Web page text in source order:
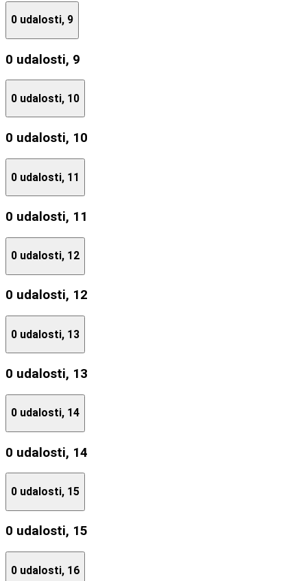
0 udalosti, 9
0 udalosti, 9
0 udalosti, 10
0 udalosti, 10
0 udalosti, 11
0 udalosti, 11
0 udalosti, 12
0 udalosti, 12
0 udalosti, 13
0 udalosti, 13
0 udalosti, 14
0 udalosti, 14
0 udalosti, 15
0 udalosti, 15
0 udalosti, 16